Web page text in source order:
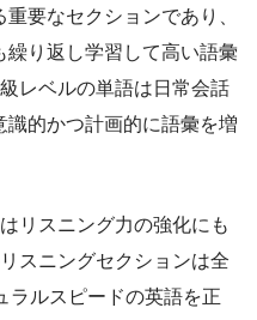
要なセクションであり、
り返し学習して高い語彙
レベルの単語は日常会話
的かつ計画的に語彙を増
リスニング力の強化にも
スニングセクションは全
ラルスピードの英語を正